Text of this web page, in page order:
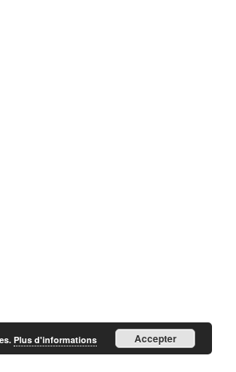
Plus d'informations Accepter